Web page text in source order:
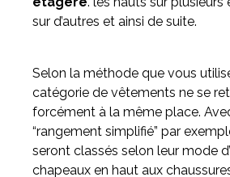
sur d’autres et ainsi de suite.
Selon la méthode que vous
catégorie de vêtements ne se
forcément à la même place.
“rangement simplifié” par
seront classés selon leur mode
chapeaux en haut aux